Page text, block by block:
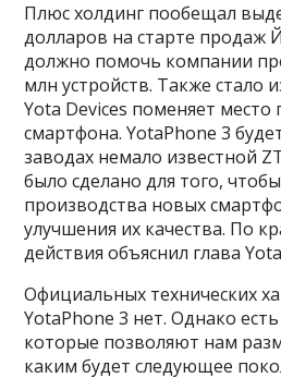
Плюс холдинг пообещал
долларов на старте продаж
должно помочь компании
млн устройств. Также стало
Yota Devices поменяет место
смартфона. YotaPhone 3
заводах немало известной
было сделано для того,
производства новых
улучшения их качества. По
действия объяснил глава
Официальных технических
YotaPhone 3 нет. Однако
которые позволяют нам
каким будет следующее